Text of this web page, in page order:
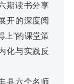
期读书分享
开的深度阅
上”的课堂策
化与实践反
县六个名师